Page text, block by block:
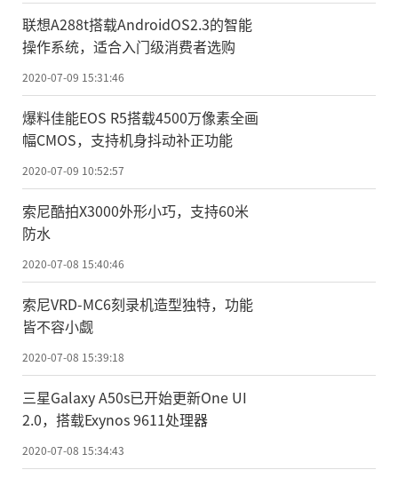
联想A288t搭载AndroidOS2.3的智能
操作系统，适合入门级消费者选购
2020-07-09 15:31:46
爆料佳能EOS R5搭载4500万像素全画
幅CMOS，支持机身抖动补正功能
2020-07-09 10:52:57
索尼酷拍X3000外形小巧，支持60米
防水
2020-07-08 15:40:46
索尼VRD-MC6刻录机造型独特，功能
皆不容小觑
2020-07-08 15:39:18
三星Galaxy A50s已开始更新One UI
2.0，搭载Exynos 9611处理器
2020-07-08 15:34:43